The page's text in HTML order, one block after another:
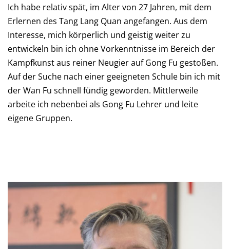
Ich habe relativ spät, im Alter von 27 Jahren, mit dem
Erlernen des Tang Lang Quan angefangen. Aus dem
Interesse, mich körperlich und geistig weiter zu
entwickeln bin ich ohne Vorkenntnisse im Bereich der
Kampfkunst aus reiner Neugier auf Gong Fu gestoßen.
Auf der Suche nach einer geeigneten Schule bin ich mit
der Wan Fu schnell fündig geworden. Mittlerweile
arbeite ich nebenbei als Gong Fu Lehrer und leite
eigene Gruppen.